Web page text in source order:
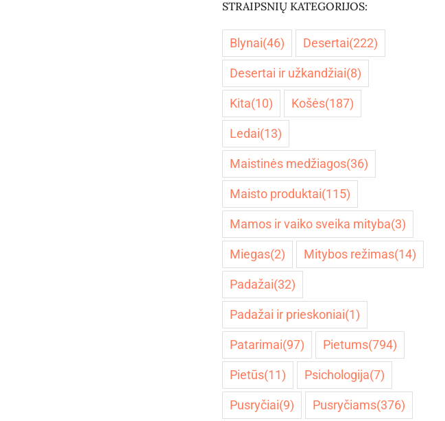
STRAIPSNIŲ KATEGORIJOS:
Blynai(46) Desertai(222)
Desertai ir užkandžiai(8)
Kita(10) Košės(187)
Ledai(13)
Maistinės medžiagos(36)
Maisto produktai(115)
Mamos ir vaiko sveika mityba(3)
Miegas(2) Mitybos režimas(14)
Padažai(32)
Padažai ir prieskoniai(1)
Patarimai(97) Pietums(794)
Pietūs(11) Psichologija(7)
Pusryčiai(9) Pusryčiams(376)